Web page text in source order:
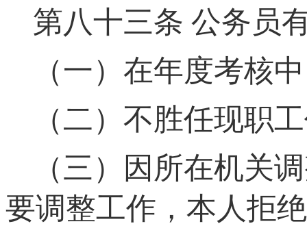
第八十三条 公务员
（一）在年度考核
（二）不胜任现职
（三）因所在机关
要调整工作，本人拒